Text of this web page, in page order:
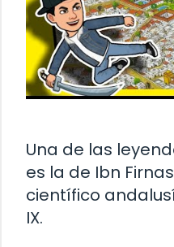
Una de las
es la de Ibn
científico
IX.